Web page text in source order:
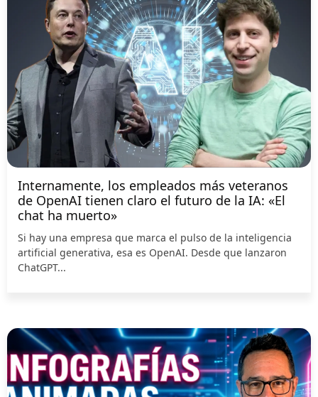
Internamente, los empleados más veteranos
de OpenAI tienen claro el futuro de la IA: «El
chat ha muerto»
Si hay una empresa que marca el pulso de la inteligencia
artificial generativa, esa es OpenAI. Desde que lanzaron
ChatGPT...